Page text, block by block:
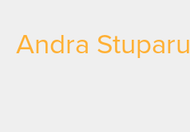
Andra Stuparu